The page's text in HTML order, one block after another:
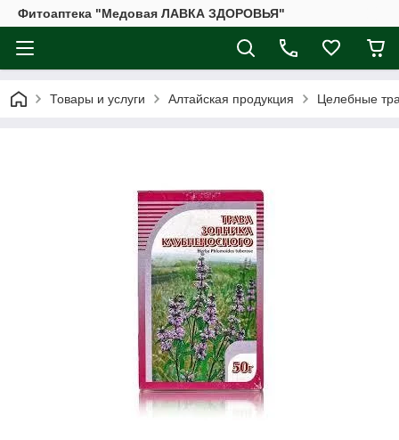
Фитоаптека "Медовая ЛАВКА ЗДОРОВЬЯ"
Товары и услуги Алтайская продукция Целебные